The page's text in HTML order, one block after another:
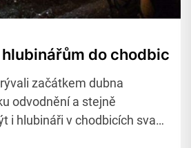
do chodbic
začátkem dubna
odvodnění a stejně
i hlubináři v chodbicích svahu
ně byly určené dva